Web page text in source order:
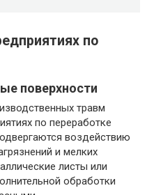
по
поверхности
травм
по переработке
воздействию
и мелких
листы или
обработки